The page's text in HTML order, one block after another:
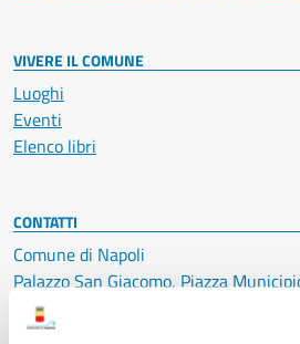
VIVERE IL COMUNE
Luoghi
Eventi
Elenco libri
CONTATTI
Comune di Napoli
Palazzo San Giacomo, Piazza
P. IVA: 01207650639